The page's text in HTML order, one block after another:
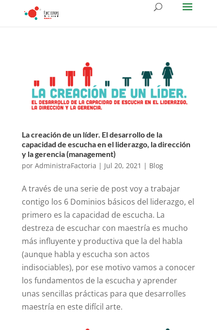
La creación de un líder. El desarrollo de la
capacidad de escucha en el liderazgo, la dirección
y la gerencia (management)
por AdministraFactoria | Jul 20, 2021 | Blog
A través de una serie de post voy a trabajar
contigo los 6 Dominios básicos del liderazgo, el
primero es la capacidad de escucha. La
destreza de escuchar con maestría es mucho
más influyente y productiva que la del habla
(aunque habla y escucha son actos
indisociables), por ese motivo vamos a conocer
los fundamentos de la escucha y aprender
unas sencillas prácticas para que desarrolles
maestría en este difícil arte.